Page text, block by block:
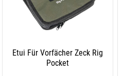
Etui Für Vorfächer Zeck Rig
Pocket